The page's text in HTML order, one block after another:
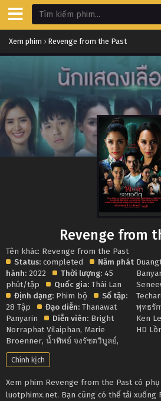
Xem phim › Revenge from the Past
Revenge from
Tên khác: Revenge from the Past
Status: completed
Năm phát
hành: 2022 Thời lượng: 45
phút/tập
Quốc gia: Thái Lan
Định dạng: Phim bộ
Số tập:
28 Tập
Đạo diễn: Thanawat
Panyarin
Diễn viên: Bright
Norraphat Vilaiphan, Marie
Broenner, น้ำทิพย์ จงรัชตวิบูลย์,
พุทธรั
Ken
HD
Chính kịch
Xem phim Revenge from the Past có
luotphimx.net. Bạn cũng có thể tải xuống